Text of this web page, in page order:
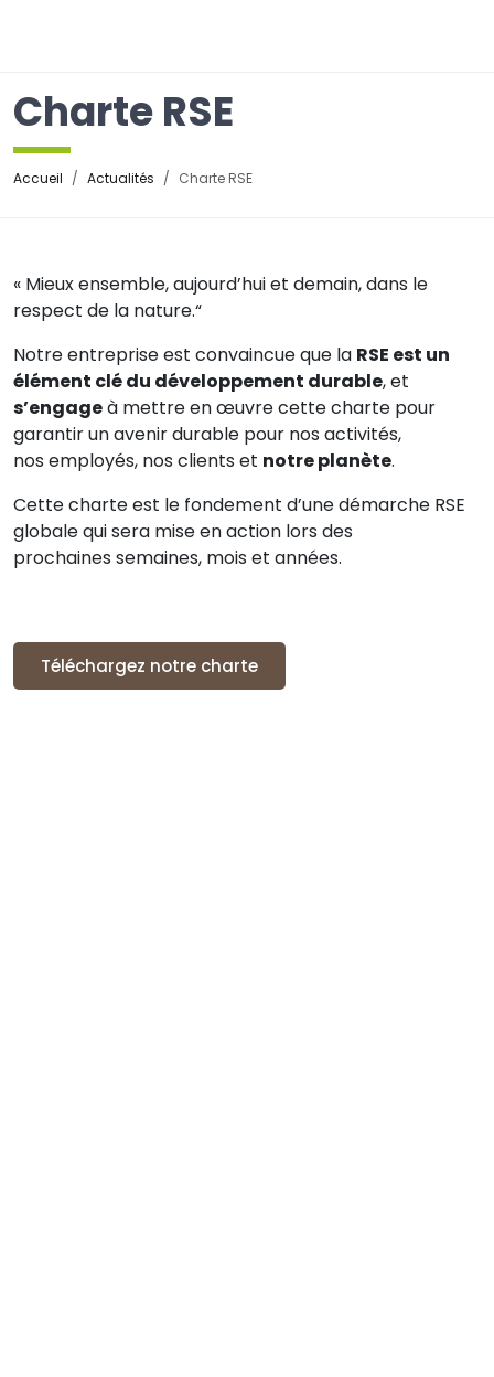
Charte RSE
Accueil Actualités Charte RSE
« Mieux ensemble, aujourd’hui et demain, dans le
respect de la nature.“
Notre entreprise est convaincue que la RSE est un
élément clé du développement durable, et
s’engageà mettre en œuvre cette charte pour
garantir un avenir durable pour nos activités,
nos employés, nos clients et notre planète.
Cette charte est le fondement d’une démarche RSE
globale qui sera mise en action lors des
prochaines semaines, mois et années.
Téléchargez notre charte